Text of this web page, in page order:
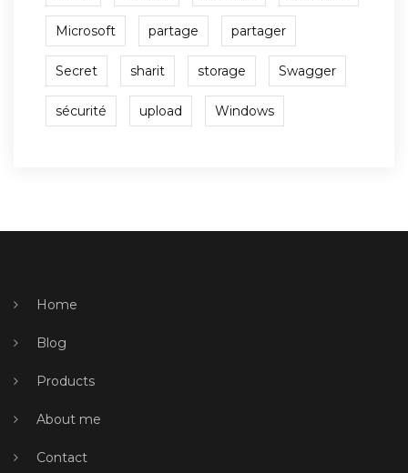
Microsoft partage partager
Secret sharit storage Swagger
sécurité upload Windows
Home
Blog
Products
About me
Contact